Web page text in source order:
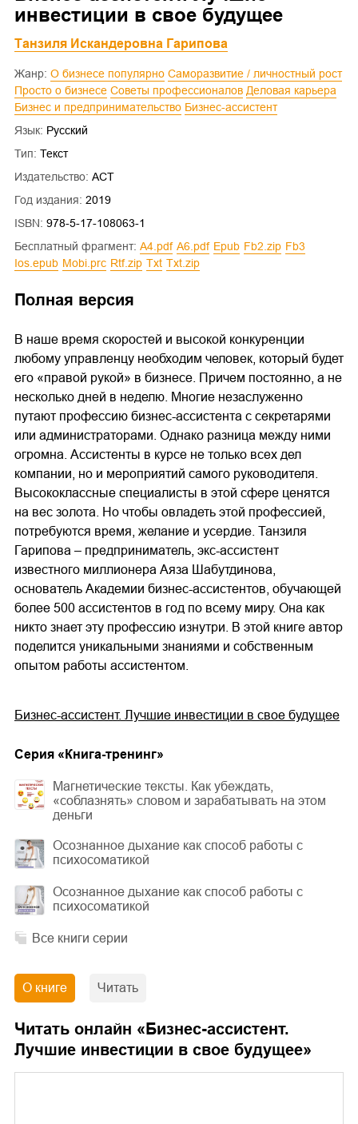
инвестиции в свое будущее
Танзиля Искандеровна Гарипова
Жанр: О бизнесе популярно
Саморазвитие / личностный рост
Просто о бизнесе
Советы профессионалов
Деловая карьера
Бизнес и предпринимательство
Бизнес-ассистент
Язык: Русский
Тип: Текст
Издательство: АСТ
Год издания: 2019
ISBN: 978-5-17-108063-1
Бесплатный фрагмент:
a4.pdf a6.pdf epub fb2.zip
fb3
ios.epub
mobi.prc rtf.zip txt txt.zip
Полная версия
В наше время скоростей и высокой конкуренции
любому управленцу необходим человек, который будет
его «правой рукой» в бизнесе. Причем постоянно, а не
несколько дней в неделю. Многие незаслуженно
путают профессию бизнес-ассистента с секретарями
или администраторами. Однако разница между ними
огромна. Ассистенты в курсе не только всех дел
компании, но и мероприятий самого руководителя.
Высококлассные специалисты в этой сфере ценятся
на вес золота. Но чтобы овладеть этой профессией,
потребуются время, желание и усердие. Танзиля
Гарипова – предприниматель, экс-ассистент
известного миллионера Аяза Шабутдинова,
основатель Академии бизнес-ассистентов, обучающей
более 500 ассистентов в год по всему миру. Она как
никто знает эту профессию изнутри. В этой книге автор
поделится уникальными знаниями и собственным
опытом работы ассистентом.
Бизнес-ассистент. Лучшие инвестиции в свое будущее
Cерия « Книга-тренинг»
Магнетические тексты. Как убеждать,
«соблазнять» словом и зарабатывать на этом
деньги
Осознанное дыхание как способ работы с
психосоматикой
Осознанное дыхание как способ работы с
психосоматикой
Все книги серии
О книге Читать
Читать онлайн « Бизнес-ассистент.
Лучшие инвестиции в свое будущее»